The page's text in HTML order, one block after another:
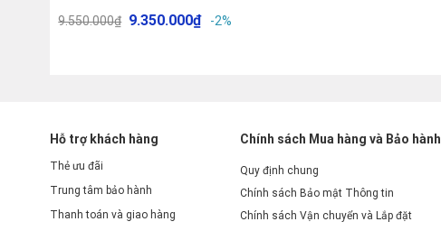
9.550.000₫ 9.350.000₫ -2%
Hỗ trợ khách hàng
Thẻ ưu đãi
Trung tâm bảo hành
Thanh toán và giao hàng
Chính sách Mua hàng và Bảo hành
Quy định chung
Chính sách Bảo mật Thông tin
Chính sách Vận chuyển và Lắp đặt